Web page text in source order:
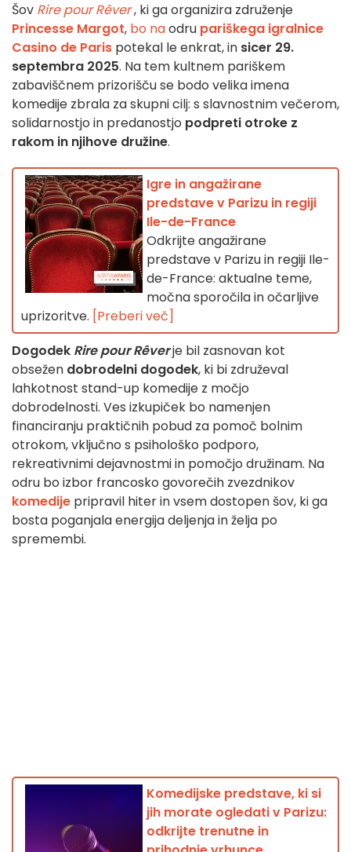
Šov Rire pour Rêver, ki ga organizira združenje
Princesse Margot, bo naodru pariškega igralnice
Casino de Paris potekal le enkrat, in sicer 29.
septembra 2025. Na tem kultnem pariškem
zabaviščnem prizorišču se bodo velika imena
komedije zbrala za skupni cilj: s slavnostnim večerom,
solidarnostjo in predanostjo podpreti otroke z
rakom in njihove družine.
Igre in angažirane
predstave v Parizu in regiji
Ile-de-France
Odkrijte angažirane
predstave v Parizu in regiji Ile-
de-France: aktualne teme,
močna sporočila in očarljive
uprizoritve. [Preberi več]
Dogodek Rire pour Rêverje bil zasnovan kot
obsežen dobrodelni dogodek, ki bi združeval
lahkotnost stand-up komedije z močjo
dobrodelnosti. Ves izkupiček bo namenjen
financiranju praktičnih pobud za pomoč bolnim
otrokom, vključno s psihološko podporo,
rekreativnimi dejavnostmi in pomočjo družinam. Na
odru bo izbor francosko govorečih zvezdnikov
komedije pripravil hiter in vsem dostopen šov, ki ga
bosta poganjala energija deljenja in želja po
spremembi.
Komedijske predstave, ki si
jih morate ogledati v Parizu:
odkrijte trenutne in